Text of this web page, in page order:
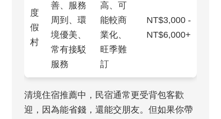
度
假
村
善、服務
周到、環
境優美、
常有接駁
服務
高、可
能較商
業化、
旺季難
訂
NT$3,000 -
NT$6,000+
清境住宿推薦中，民宿通常更受背包客歡
迎，因為能省錢，還能交朋友。但如果你帶